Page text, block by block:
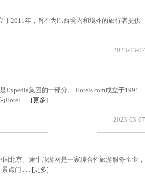
2011年，旨在为巴西境内和境外的旅行者提供
2023-03-07
集团的一部分。 Hotels.com成立于1991
Hotel...... [更多]
2023-03-07
北京。途牛旅游网是一家综合性旅游服务企业，
点门...... [更多]